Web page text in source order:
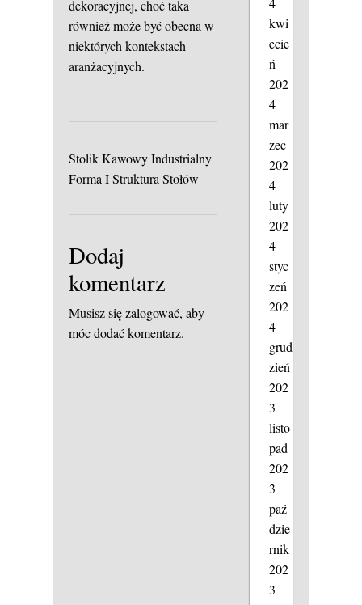
dekoracyjnej, choć taka
również może być obecna w
niektórych kontekstach
aranżacyjnych.
Stolik Kawowy Industrialny
Forma I Struktura Stołów
Dodaj
komentarz
Musisz sięzalogować, aby
móc dodać komentarz.
kwi
ecie
ń
202
4
mar
zec
202
4
luty
202
4
styc
zeń
202
4
grud
zień
202
3
listo
pad
202
3
paź
dzie
rnik
202
3